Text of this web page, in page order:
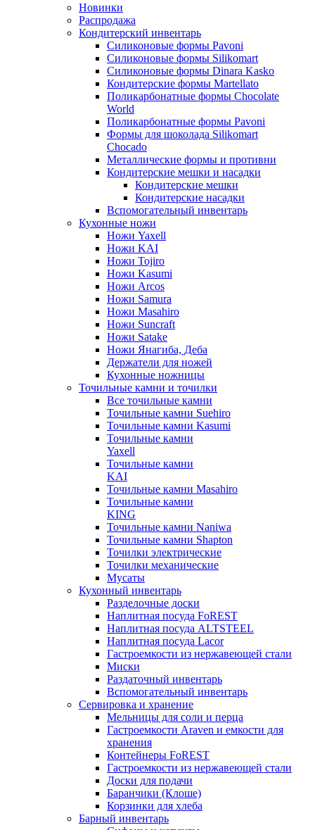
Новинки
Распродажа
Кондитерский инвентарь
Силиконовые формы Pavoni
Силиконовые формы Silikomart
Силиконовые формы Dinara Kasko
Кондитерские формы Martellato
Поликарбонатные формы Chocolate
World
Поликарбонатные формы Pavoni
Формы для шоколада Silikomart
Chocado
Металлические формы и противни
Кондитерские мешки и насадки
Кондитерские мешки
Кондитерские насадки
Вспомогательный инвентарь
Кухонные ножи
Ножи Yaxell
Ножи KAI
Ножи Tojiro
Ножи Kasumi
Ножи Arcos
Ножи Samura
Ножи Masahiro
Ножи Suncraft
Ножи Satake
Ножи Янагиба, Деба
Держатели для ножей
Кухонные ножницы
Точильные камни и точилки
Все точильные камни
Точильные камни Suehiro
Точильные камни Kasumi
Точильные камни
Yaxell
Точильные камни
KAI
Точильные камни Masahiro
Точильные камни
KING
Точильные камни Naniwa
Точильные камни Shapton
Точилки электрические
Точилки механические
Мусаты
Кухонный инвентарь
Разделочные доски
Наплитная посуда FoREST
Наплитная посуда ALTSTEEL
Наплитная посуда Lacor
Гастроемкости из нержавеющей стали
Миски
Раздаточный инвентарь
Вспомогательный инвентарь
Сервировка и хранение
Мельницы для соли и перца
Гастроемкости Araven и емкости для
хранения
Контейнеры FoREST
Гастроемкости из нержавеющей стали
Доски для подачи
Баранчики (Клоше)
Корзинки для хлеба
Барный инвентарь